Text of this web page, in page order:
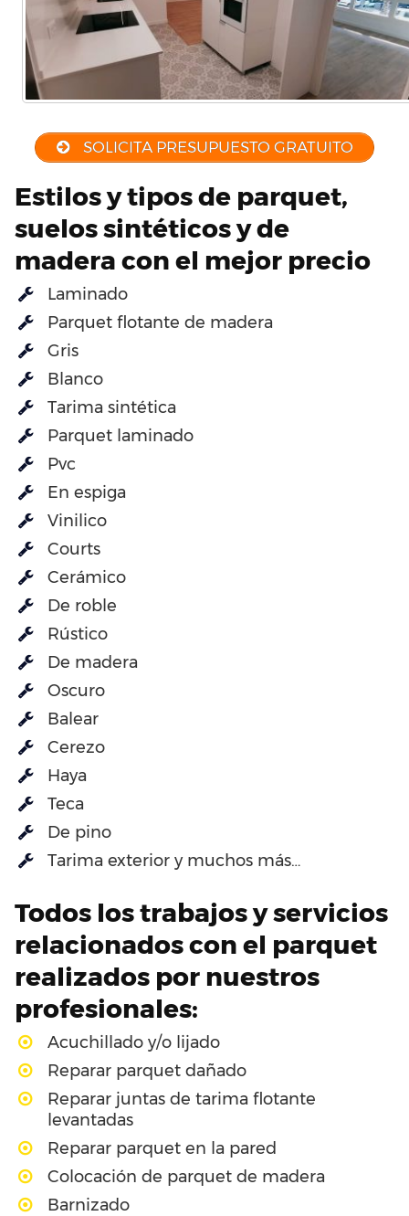
SOLICITA PRESUPUESTO GRATUITO
Estilos y tipos de parquet,
suelos sintéticos y de
madera con el mejor precio
Laminado
Parquet flotante de madera
Gris
Blanco
Tarima sintética
Parquet laminado
Pvc
En espiga
Vinilico
Courts
Cerámico
De roble
Rústico
De madera
Oscuro
Balear
Cerezo
Haya
Teca
De pino
Tarima exterior y muchos más…
Todos los trabajos y servicios
relacionados con el parquet
realizados por nuestros
profesionales:
Acuchillado y/o lijado
Reparar parquet dañado
Reparar juntas de tarima flotante
levantadas
Reparar parquet en la pared
Colocación de parquet de madera
Barnizado